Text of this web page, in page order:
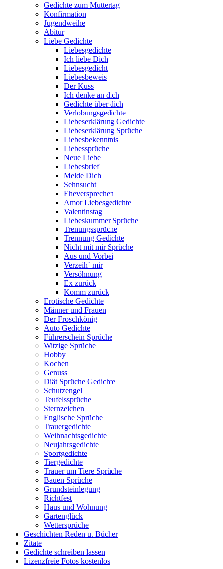
Gedichte zum Muttertag
Konfirmation
Jugendweihe
Abitur
Liebe Gedichte
Liebesgedichte
Ich liebe Dich
Liebesgedicht
Liebesbeweis
Der Kuss
Ich denke an dich
Gedichte über dich
Verlobungsgedichte
Liebeserklärung Gedichte
Liebeserklärung Sprüche
Liebesbekenntnis
Liebessprüche
Neue Liebe
Liebesbrief
Melde Dich
Sehnsucht
Eheversprechen
Amor Liebesgedichte
Valentinstag
Liebeskummer Sprüche
Trenungssprüche
Trennung Gedichte
Nicht mit mir Sprüche
Aus und Vorbei
Verzeih` mir
Versöhnung
Ex zurück
Komm zurück
Erotische Gedichte
Männer und Frauen
Der Froschkönig
Auto Gedichte
Führerschein Sprüche
Witzige Sprüche
Hobby
Kochen
Genuss
Diät Sprüche Gedichte
Schutzengel
Teufelssprüche
Sternzeichen
Englische Sprüche
Trauergedichte
Weihnachtsgedichte
Neujahrsgedichte
Sportgedichte
Tiergedichte
Trauer um Tiere Sprüche
Bauen Sprüche
Grundsteinlegung
Richtfest
Haus und Wohnung
Gartenglück
Wettersprüche
Geschichten Reden u. Bücher
Zitate
Gedichte schreiben lassen
Lizenzfreie Fotos kostenlos